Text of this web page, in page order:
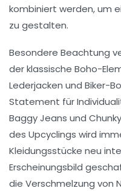
kombiniert werden, um
zu gestalten.
Besondere Beachtung
der klassische Boho-
Lederjacken und Biker-
Statement für
Baggy Jeans und
des Upcyclings wird
Kleidungsstücke neu
Erscheinungsbild
die Verschmelzung von